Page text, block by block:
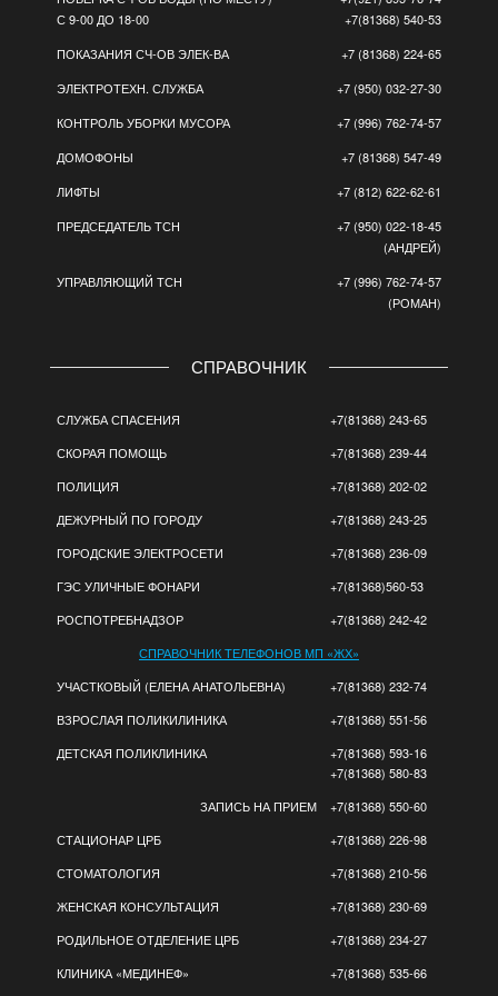
С 9-00 ДО 18-00
+7(81368) 540-53
ПОКАЗАНИЯ СЧ-ОВ ЭЛЕК-ВА
+7 (81368) 224-65
ЭЛЕКТРОТЕХН. СЛУЖБА
+7 (950) 032-27-30
КОНТРОЛЬ УБОРКИ МУСОРА
+7 (996) 762-74-57
ДОМОФОНЫ
+7 (81368) 547-49
ЛИФТЫ
+7 (812) 622-62-61
ПРЕДСЕДАТЕЛЬ ТСН
+7 (950) 022-18-45
(АНДРЕЙ)
УПРАВЛЯЮЩИЙ ТСН
+7 (996) 762-74-57
(РОМАН)
СПРАВОЧНИК
СЛУЖБА СПАСЕНИЯ
+7(81368) 243-65
СКОРАЯ ПОМОЩЬ
+7(81368) 239-44
ПОЛИЦИЯ
+7(81368) 202-02
ДЕЖУРНЫЙ ПО ГОРОДУ
+7(81368) 243-25
ГОРОДСКИЕ ЭЛЕКТРОСЕТИ
+7(81368) 236-09
ГЭС УЛИЧНЫЕ ФОНАРИ
+7(81368)560-53
РОСПОТРЕБНАДЗОР
+7(81368) 242-42
СПРАВОЧНИК ТЕЛЕФОНОВ МП «ЖХ»
УЧАСТКОВЫЙ (ЕЛЕНА АНАТОЛЬЕВНА)
+7(81368) 232-74
ВЗРОСЛАЯ ПОЛИКИЛИНИКА
+7(81368) 551-56
ДЕТСКАЯ ПОЛИКЛИНИКА
+7(81368) 593-16
+7(81368) 580-83
ЗАПИСЬ НА ПРИЕМ
+7(81368) 550-60
СТАЦИОНАР ЦРБ
+7(81368) 226-98
СТОМАТОЛОГИЯ
+7(81368) 210-56
ЖЕНСКАЯ КОНСУЛЬТАЦИЯ
+7(81368) 230-69
РОДИЛЬНОЕ ОТДЕЛЕНИЕ ЦРБ
+7(81368) 234-27
КЛИНИКА «МЕДИНЕФ»
+7(81368) 535-66